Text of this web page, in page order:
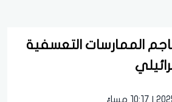
الممارسات التعسفية